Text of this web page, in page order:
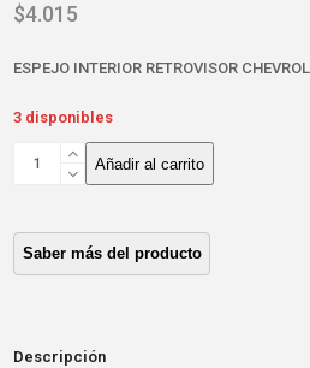
$4.015
ESPEJO INTERIOR RETROVISOR
3 disponibles
ESPEJO
INTERIOR
CHEVROLET
S10
COLORADO
Añadir al carrito
Descripción